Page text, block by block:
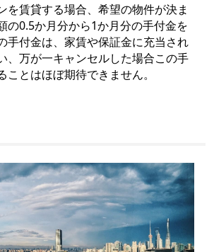
を賃貸する場合、希望の物件が決ま
の0.5か月分から1か月分の手付金を
手付金は、家賃や保証金に充当され
、万が一キャンセルした場合この手
ことはほぼ期待できません。